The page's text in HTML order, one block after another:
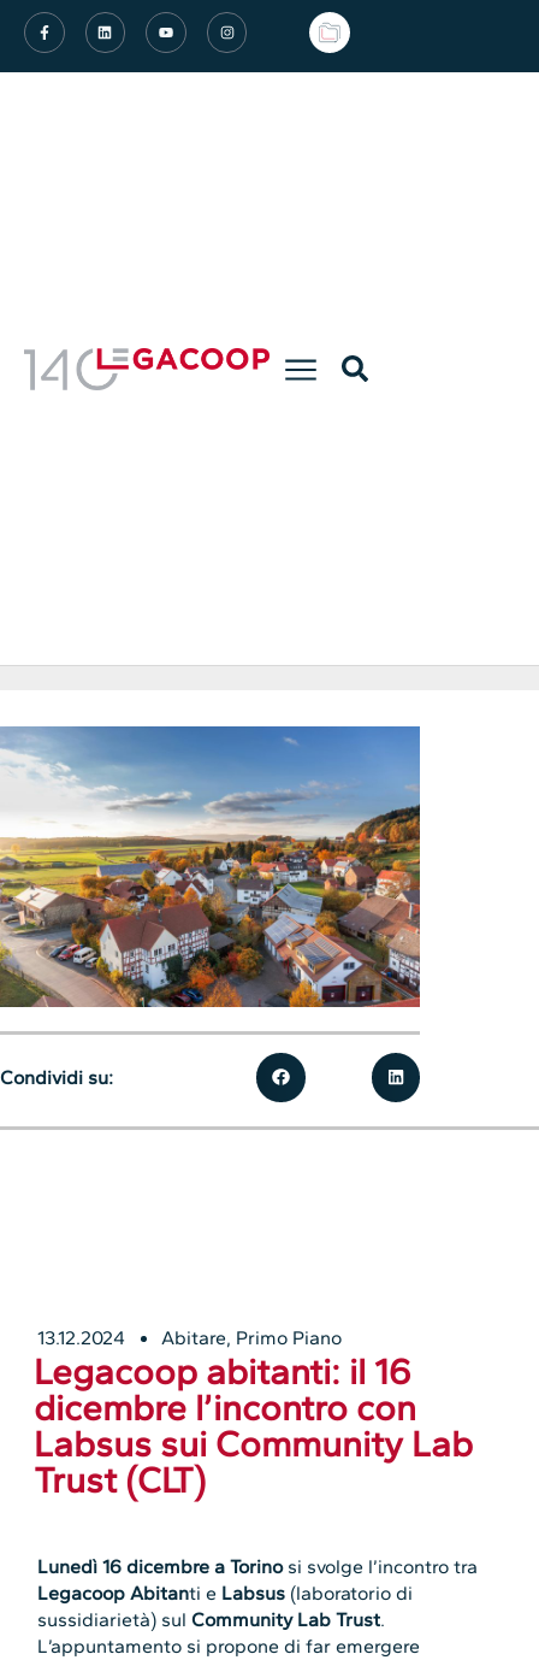
13.12.2024 Abitare, Primo Piano
Legacoop abitanti: il 16
dicembre l’incontro con
Labsus sui Community Lab
Trust (CLT)
Lunedì 16 dicembre a Torinosi svolge l’incontro tra
Legacoop Abitanti e Labsus (laboratorio di
sussidiarietà) sulCommunity Lab Trust.
L’appuntamento si propone di far emergere
Condividi su: